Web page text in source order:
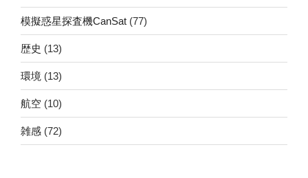
模擬惑星探査機CanSat (77)
歴史 (13)
環境 (13)
航空 (10)
雑感 (72)